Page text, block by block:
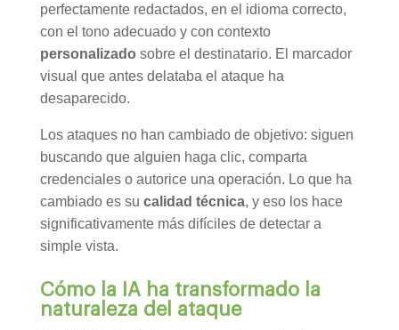
perfectamente redactados, en el idioma correcto,
con el tono adecuado y con contexto
personalizado sobre el destinatario. El marcador
visual que antes delataba el ataque ha
desaparecido.
Los ataques no han cambiado de objetivo: siguen
buscando que alguien haga clic, comparta
credenciales o autorice una operación. Lo que ha
cambiado es su calidad técnica, y eso los hace
significativamente más difíciles de detectar a
simple vista.
Cómo la IA ha transformado la
naturaleza del ataque